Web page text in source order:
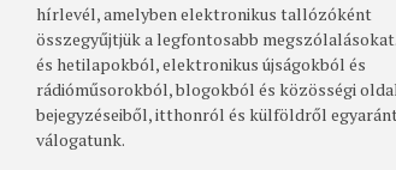
hírlevél, amelyben elektronikus tallózóként
összegyűjtjük a legfontosabb
és hetilapokból, elektronikus újságokból és
rádióműsorokból, blogokból és közösségi
bejegyzéseiből, itthonról és külföldről egyaránt
válogatunk.